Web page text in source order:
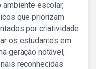
escolar,
que priorizam
por criatividade
os estudantes em
geração notável,
reconhecidas